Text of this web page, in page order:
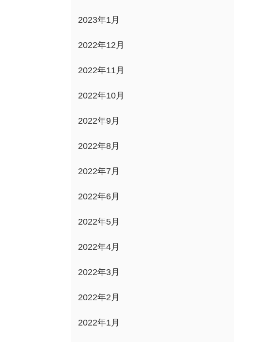
2023年1月
2022年12月
2022年11月
2022年10月
2022年9月
2022年8月
2022年7月
2022年6月
2022年5月
2022年4月
2022年3月
2022年2月
2022年1月